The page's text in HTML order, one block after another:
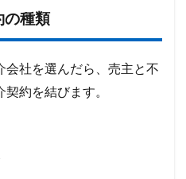
の種類
会社を選んだら、売主と不
約を結びます。